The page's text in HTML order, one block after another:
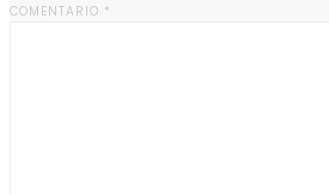
COMENTARIO *